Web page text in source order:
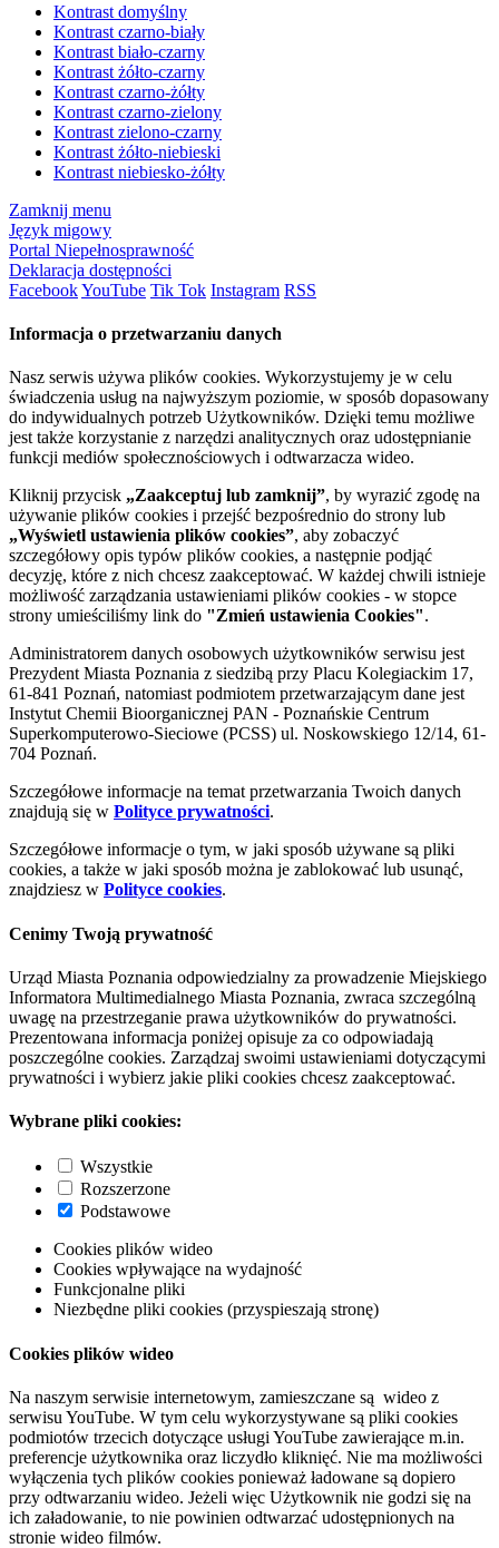
Kontrast domyślny
Kontrast czarno-biały
Kontrast biało-czarny
Kontrast żółto-czarny
Kontrast czarno-żółty
Kontrast czarno-zielony
Kontrast zielono-czarny
Kontrast żółto-niebieski
Kontrast niebiesko-żółty
Zamknij menu
Język migowy
Portal Niepełnosprawność
Deklaracja dostępności
FacebookYouTube Tik Tok Instagram RSS
Informacja o przetwarzaniu danych
Nasz serwis używa plików cookies. Wykorzystujemy je w celu
świadczenia usług na najwyższym poziomie, w sposób dopasowany
do indywidualnych potrzeb Użytkowników. Dzięki temu możliwe
jest także korzystanie z narzędzi analitycznych oraz udostępnianie
funkcji mediów społecznościowych i odtwarzacza wideo.
Kliknij przycisk „Zaakceptuj lub zamknij”, by wyrazić zgodę na
używanie plików cookies i przejść bezpośrednio do strony lub
„Wyświetl ustawienia plików cookies”, aby zobaczyć
szczegółowy opis typów plików cookies, a następnie podjąć
decyzję, które z nich chcesz zaakceptować. W każdej chwili istnieje
możliwość zarządzania ustawieniami plików cookies - w stopce
strony umieściliśmy link do "Zmień ustawienia Cookies".
Administratorem danych osobowych użytkowników serwisu jest
Prezydent Miasta Poznania z siedzibą przy Placu Kolegiackim 17,
61-841 Poznań, natomiast podmiotem przetwarzającym dane jest
Instytut Chemii Bioorganicznej PAN - Poznańskie Centrum
Superkomputerowo-Sieciowe (PCSS) ul. Noskowskiego 12/14, 61-
704 Poznań.
Szczegółowe informacje na temat przetwarzania Twoich danych
znajdują się w Polityce prywatności.
Szczegółowe informacje o tym, w jaki sposób używane są pliki
cookies, a także w jaki sposób można je zablokować lub usunąć,
znajdziesz w Polityce cookies.
Cenimy Twoją prywatność
Urząd Miasta Poznania odpowiedzialny za prowadzenie Miejskiego
Informatora Multimedialnego Miasta Poznania, zwraca szczególną
uwagę na przestrzeganie prawa użytkowników do prywatności.
Prezentowana informacja poniżej opisuje za co odpowiadają
poszczególne cookies. Zarządzaj swoimi ustawieniami dotyczącymi
prywatności i wybierz jakie pliki cookies chcesz zaakceptować.
Wybrane pliki cookies:
Wszystkie
Rozszerzone
Podstawowe
Cookies plików wideo
Cookies wpływające na wydajność
Funkcjonalne pliki
Niezbędne pliki cookies (przyspieszają stronę)
Cookies plików wideo
Na naszym serwisie internetowym, zamieszczane są wideo z
serwisu YouTube. W tym celu wykorzystywane są pliki cookies
podmiotów trzecich dotyczące usługi YouTube zawierające m.in.
preferencje użytkownika oraz liczydło kliknięć. Nie ma możliwości
wyłączenia tych plików cookies ponieważ ładowane są dopiero
przy odtwarzaniu wideo. Jeżeli więc Użytkownik nie godzi się na
ich załadowanie, to nie powinien odtwarzać udostępnionych na
stronie wideo filmów.